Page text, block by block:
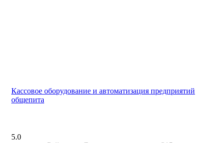
Кассовое оборудование и автоматизация предприятий
общепита
5.0